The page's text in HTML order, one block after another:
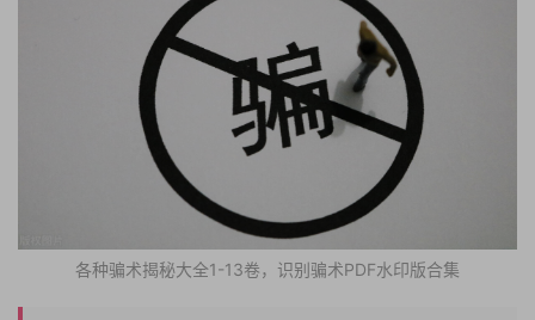
各种骗术揭秘大全1-13卷，识别骗术PDF水印版合集